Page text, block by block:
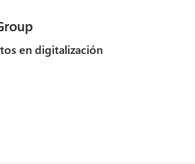
en digitalización